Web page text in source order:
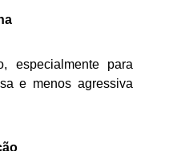
especialmente para
e menos agressiva